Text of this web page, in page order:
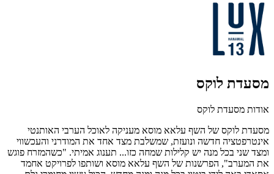
מסעדת לוקס
אודות מסעדת לוקס
מסעדת לוקס של השף עלאא מוסא מעניקה לאוכל הערבי האותנטי
אינטרפטציה חדשה ונועזת, שמשלבת מצד אחד את המודרני והעכשווי
ומצד שני בכל מנה יש קלילות שמחה כזו... תענוג אמיתי. "כשהמזרח פוגש
את המערב", הפרשנות של השף עלאא מוסא ושותפו לפרויקט אחמד